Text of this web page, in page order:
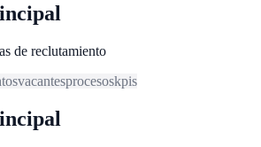
de reclutamiento
vacantesprocesoskpis